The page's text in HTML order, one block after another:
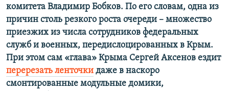
комитета Владимир Бобков. По его словам, одна из
причин столь резкого роста очереди – множество
приезжих из числа сотрудников федеральных
служб и военных, передислоцированных в Крым.
При этом сам «глава» Крыма Сергей Аксенов ездит
перерезать ленточки даже в наскоро
смонтированные модульные домики,